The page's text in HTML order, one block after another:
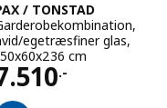
/ TONSTAD
egetræsfiner glas,
cm
.-
7510.-